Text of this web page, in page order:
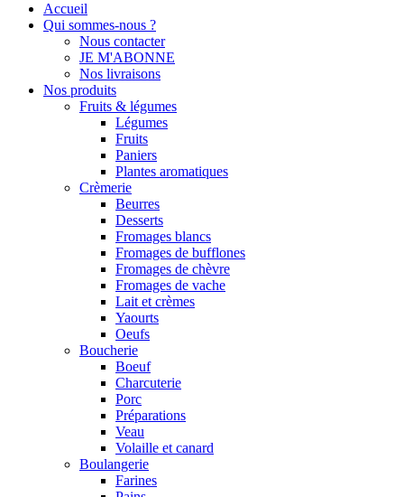
Accueil
Qui sommes-nous ?
Nous contacter
JE M'ABONNE
Nos livraisons
Nos produits
Fruits & légumes
Légumes
Fruits
Paniers
Plantes aromatiques
Crèmerie
Beurres
Desserts
Fromages blancs
Fromages de bufflones
Fromages de chèvre
Fromages de vache
Lait et crèmes
Yaourts
Oeufs
Boucherie
Boeuf
Charcuterie
Porc
Préparations
Veau
Volaille et canard
Boulangerie
Farines